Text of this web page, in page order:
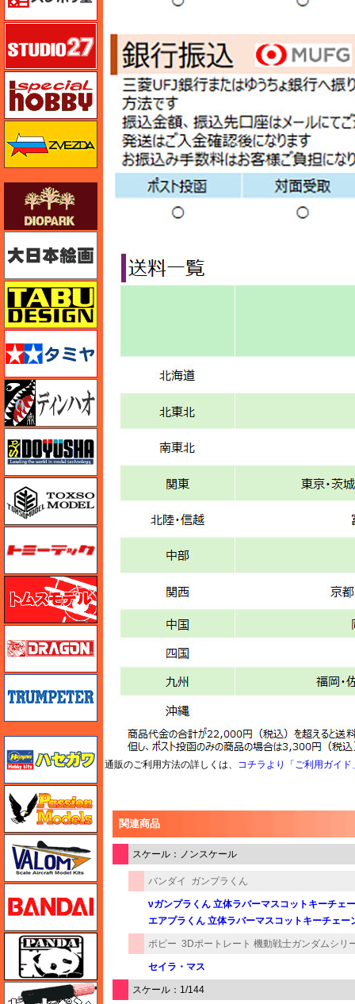
通販のご利用方法の詳しくは、 コチラより「ご利用ガイド
関連商品
スケール：ノンスケール
バンダイ ガンプラくん
νガンプラくん 立体ラバーマスコットキーチェ
エアプラくん 立体ラバーマスコットキーチェー
ポピー 3Dポートレート 機動戦士ガンダムシリ
セイラ・マス
スケール：1/144
スペシャルホビー
ズベズダ（Zvezda）
ダイオパーク（diopark）
タブデザイン・スタジオ27
トキソモデル（toxso_model）
トランペッター
ハセガワ
バロムモデル
バンダイ
パンダホビー
ヒートペン（十和田技研・ブレインファクトリー）